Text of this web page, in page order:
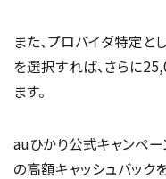
また、プロバイダ特定と
を選択すれば、さらに
ます。
auひかり公式キャンペ
の高額キャッシュバック